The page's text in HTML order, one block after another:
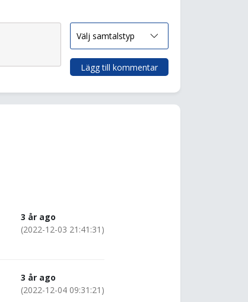
Lägg till kommentar
3 år ago
(2022-12-03 21:41:31)
3 år ago
(2022-12-04 09:31:21)